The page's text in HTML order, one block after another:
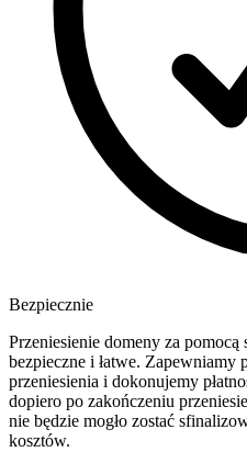
Bezpiecznie
Przeniesienie domeny za
bezpieczne i łatwe. Zapewniamy
przeniesienia i dokonujemy
dopiero po zakończeniu
nie będzie mogło zostać
kosztów.